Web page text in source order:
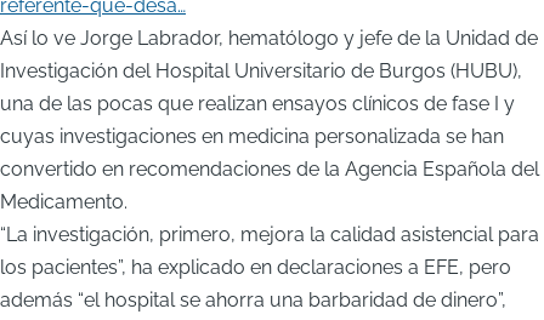
referente-que-desa…
Así lo ve Jorge Labrador, hematólogo y jefe de la Unidad de
Investigación del Hospital Universitario de Burgos (HUBU),
una de las pocas que realizan ensayos clínicos de fase I y
cuyas investigaciones en medicina personalizada se han
convertido en recomendaciones de la Agencia Española del
Medicamento.
“La investigación, primero, mejora la calidad asistencial para
los pacientes”, ha explicado en declaraciones a EFE, pero
además “el hospital se ahorra una barbaridad de dinero”,